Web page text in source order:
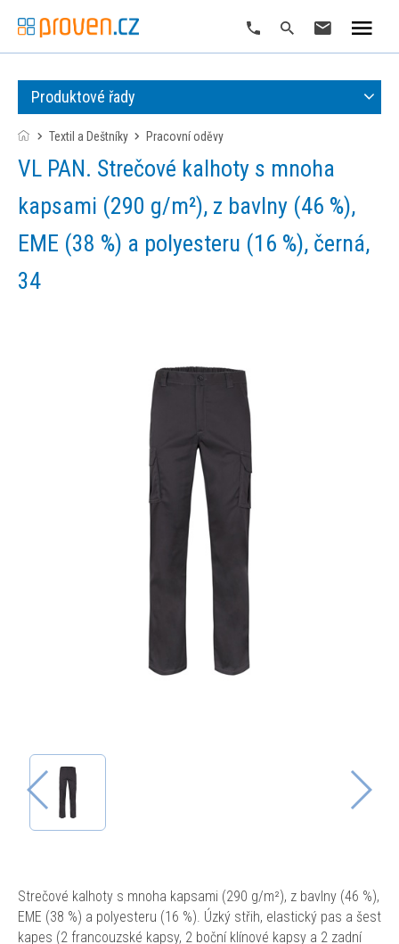
Produktové řady
Textil a Deštníky pracovní oděvy
VL PAN. Strečové kalhoty s mnoha
kapsami (290 g/m²), z bavlny (46 %),
EME (38 %) a polyesteru (16 %), černá,
34
Strečové kalhoty s mnoha kapsami (290 g/m²), z bavlny (46 %),
EME (38 %) a polyesteru (16 %). Úzký střih, elastický pas a šest
kapes (2 francouzské kapsy, 2 boční klínové kapsy a 2 zadní